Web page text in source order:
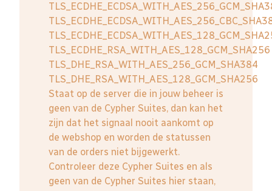
TLS_ECDHE_RSA_WITH_AES_128_GCM_SHA256
TLS_DHE_RSA_WITH_AES_256_GCM_SHA384
TLS_DHE_RSA_WITH_AES_128_GCM_SHA256
Staat op de server die in jouw beheer is
geen van de Cypher Suites, dan kan het
zijn dat het signaal nooit aankomt op
de webshop en worden de statussen
van de orders niet bijgewerkt.
Controleer deze Cypher Suites en als
geen van de Cypher Suites hier staan,